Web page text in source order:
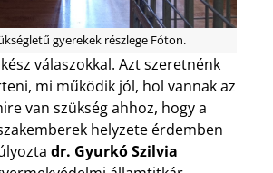
gyerekek részlege Fóton.
válaszokkal. Azt szeretnénk
mi működik jól, hol vannak az
van szükség ahhoz, hogy a
helyzete érdemben
dr. Gyurkó Szilvia